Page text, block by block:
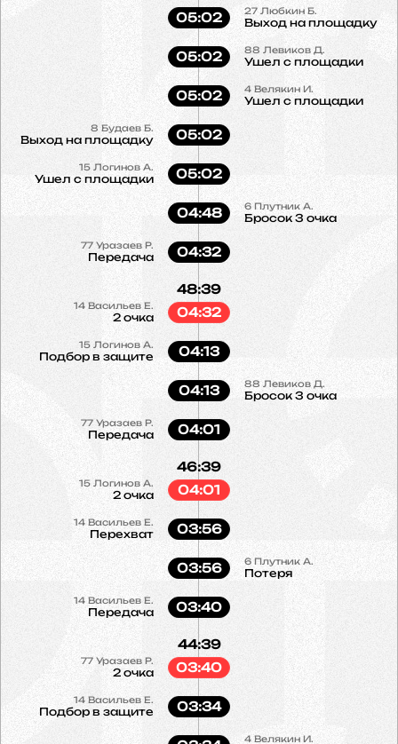
27 Любкин Б.
Выход на площадку
05:02
88 Левиков Д.
Ушел с площадки
05:02
4 Велякин И.
Ушел с площадки
05:02
8 Будаев Б.
Выход на площадку 05:02
15 Логинов А.
Ушел с площадки 05:02
6 Плутник А.
Бросок 3 очка
04:48
77 Уразаев Р.
Передача 04:32
14 Васильев Е.
2 очка
48:39
04:32
15 Логинов А.
Подбор в защите 04:13
88Левиков Д.
Бросок 3 очка
04:13
77 Уразаев Р.
Передача 04:01
15 Логинов А.
2 очка
46:39
04:01
14 Васильев Е.
Перехват 03:56
6 Плутник А.
Потеря
03:56
14 Васильев Е.
Передача 03:40
77 Уразаев Р.
2 очка
44:39
03:40
14 Васильев Е.
Подбор в защите 03:34
4 Велякин И.